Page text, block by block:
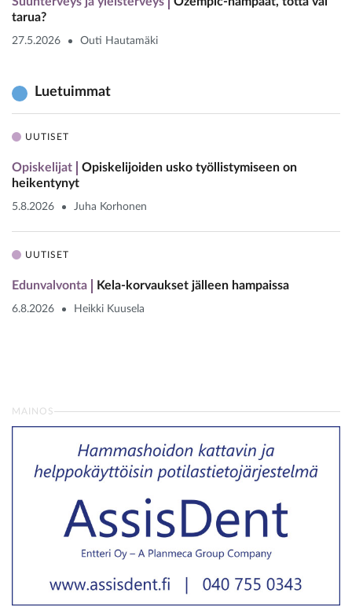
tarua?
27.5.2026 Outi Hautamäki
Luetuimmat
UUTISET
Opiskelijat
Opiskelijoiden usko työllistymiseen on
heikentynyt
5.8.2026 Juha Korhonen
UUTISET
Edunvalvonta Kela-korvaukset jälleen hampaissa
6.8.2026 Heikki Kuusela
MAINOS